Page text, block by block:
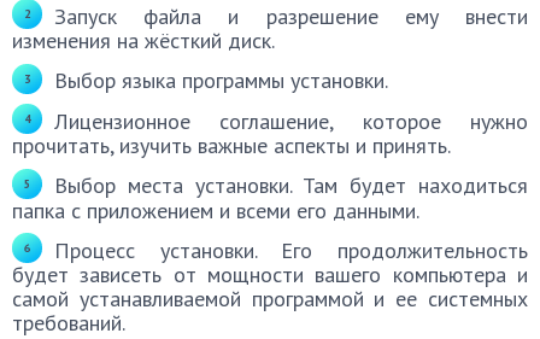
Запуск файла и разрешение ему внести
изменения на жёсткий диск.
Выбор языка программы установки.
Лицензионное соглашение, которое нужно
прочитать, изучить важные аспекты и принять.
Выбор места установки. Там будет находиться
папка с приложением и всеми его данными.
Процесс установки. Его продолжительность
будет зависеть от мощности вашего компьютера и
самой устанавливаемой программой и ее системных
требований.